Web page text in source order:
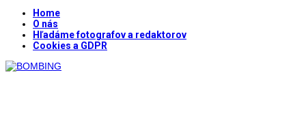
Home
O nás
Hľadáme fotografov a redaktorov
Cookies a GDPR